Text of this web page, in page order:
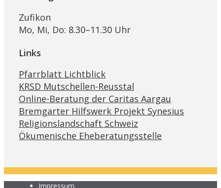
Zufikon
Mo, Mi, Do: 8.30–11.30 Uhr
Links
Pfarrblatt Lichtblick
KRSD Mutschellen-Reusstal
Online-Beratung der Caritas Aargau
Bremgarter Hilfswerk Projekt Synesius
Religionslandschaft Schweiz
Ökumenische Eheberatungsstelle
Impressum